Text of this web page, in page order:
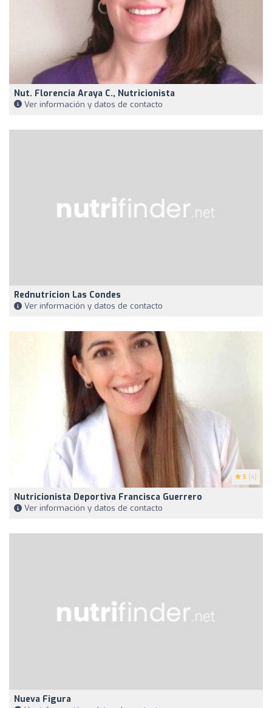
Nut. Florencia Araya C., Nutricionista
Ver información y datos de contacto
Rednutricion Las Condes
Ver información y datos de contacto
5 (4)
Nutricionista Deportiva Francisca Guerrero
Ver información y datos de contacto
Nueva Figura